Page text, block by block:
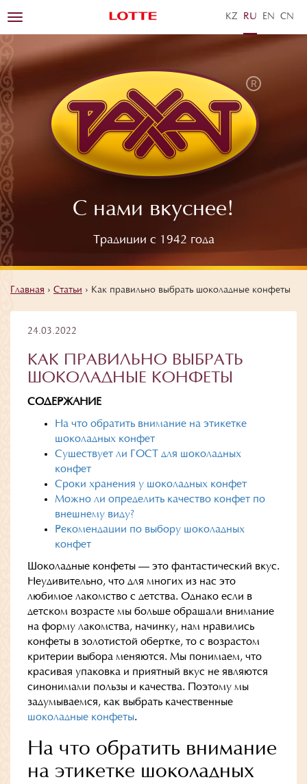
KZ RU EN ZH
С нами вкуснее!
Традиции с 1942 года
Toggle
navigation
Главная › Статьи › Как правильно выбрать шоколадные конфеты
24.03.2022
КАК ПРАВИЛЬНО ВЫБРАТЬ
ШОКОЛАДНЫЕ КОНФЕТЫ
СОДЕРЖАНИЕ
На что обратить внимание на этикетке
шоколадных конфет
Существует ли ГОСТ для шоколадных
конфет
Сроки хранения у шоколадных конфет
Можно ли определить качество конфет по
внешнему виду?
Рекомендации по выбору шоколадных
конфет
Шоколадные конфеты — это фантастический вкус.
Неудивительно, что для многих из нас это
любимое лакомство с детства. Однако если в
детском возрасте мы больше обращали внимание
на форму лакомства, начинку, нам нравились
конфеты в золотистой обертке, то с возрастом
критерии выбора меняются. Мы понимаем, что
красивая упаковка и приятный вкус не являются
синонимами пользы и качества. Поэтому мы
задумываемся, как выбрать качественные
шоколадные конфеты.
На что обратить внимание
на этикетке шоколадных